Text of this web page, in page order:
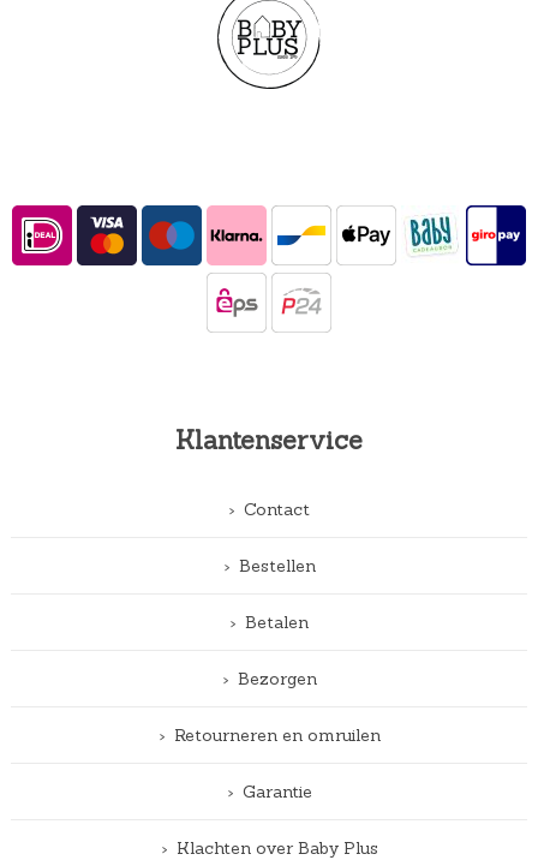
Klantenservice
Contact
Bestellen
Betalen
Bezorgen
Retourneren en omruilen
Garantie
Klachten over Baby Plus